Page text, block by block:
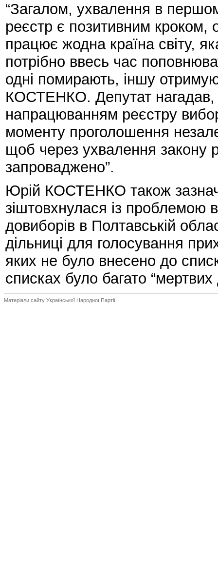
“Загалом, ухвалення в
реєстр є позитивним кроком,
працює жодна країна світу,
потрібно ввесь час
одні помирають, іншу
КОСТЕНКО. Депутат нагадав,
напрацюванням реєстру
моменту проголошення
щоб через ухвалення закону
запроваджено”.
Юрій КОСТЕНКО також
зіштовхнулася із проблемою
довиборів в Полтавській
дільниці для голосування
яких не було внесено до
списках було багато
Матеріали сайту Української Народної Партії